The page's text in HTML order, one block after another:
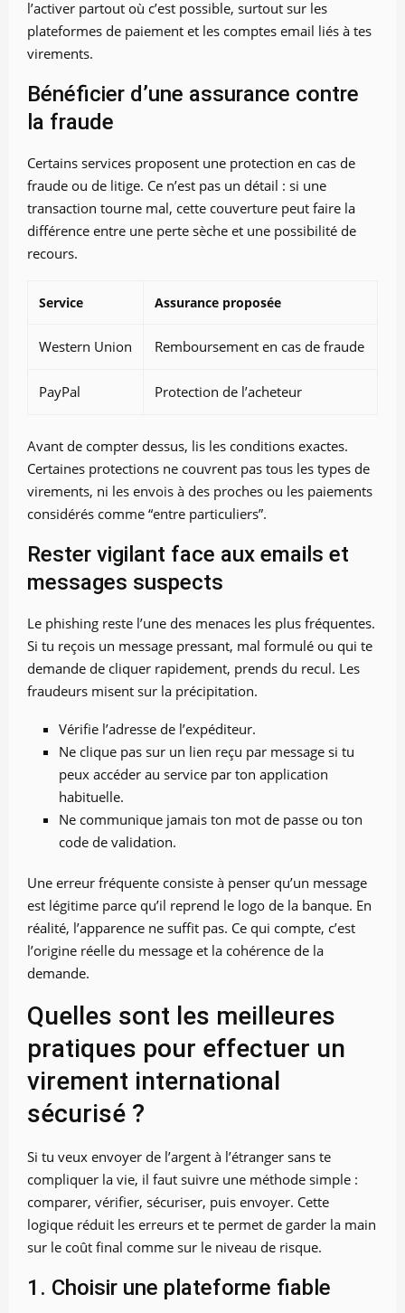
l’activer partout où c’est possible, surtout sur les
plateformes de paiement et les comptes email liés à tes
virements.
Bénéficier d’une assurance contre
la fraude
Certains services proposent une protection en cas de
fraude ou de litige. Ce n’est pas un détail : si une
transaction tourne mal, cette couverture peut faire la
différence entre une perte sèche et une possibilité de
recours.
Service Assurance proposée
Western Union Remboursement en cas de fraude
PayPal Protection de l’acheteur
Avant de compter dessus, lis les conditions exactes.
Certaines protections ne couvrent pas tous les types de
virements, ni les envois à des proches ou les paiements
considérés comme “entre particuliers”.
Rester vigilant face aux emails et
messages suspects
Le phishing reste l’une des menaces les plus fréquentes.
Si tu reçois un message pressant, mal formulé ou qui te
demande de cliquer rapidement, prends du recul. Les
fraudeurs misent sur la précipitation.
Vérifie l’adresse de l’expéditeur.
Ne clique pas sur un lien reçu par message si tu
peux accéder au service par ton application
habituelle.
Ne communique jamais ton mot de passe ou ton
code de validation.
Une erreur fréquente consiste à penser qu’un message
est légitime parce qu’il reprend le logo de la banque. En
réalité, l’apparence ne suffit pas. Ce qui compte, c’est
l’origine réelle du message et la cohérence de la
demande.
Quelles sont les meilleures
pratiques pour effectuer un
virement international
sécurisé ?
Si tu veux envoyer de l’argent à l’étranger sans te
compliquer la vie, il faut suivre une méthode simple :
comparer, vérifier, sécuriser, puis envoyer. Cette
logique réduit les erreurs et te permet de garder la main
sur le coût final comme sur le niveau de risque.
1. Choisir une plateforme fiable